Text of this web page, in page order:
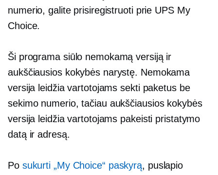
numerio, galite prisiregistruoti prie UPS My
Choice.
Ši programa siūlo nemokamą versiją ir
aukščiausios kokybės narystę. Nemokama
versija leidžia vartotojams sekti paketus be
sekimo numerio, tačiau aukščiausios kokybės
versija leidžia vartotojams pakeisti pristatymo
datą ir adresą.
Po sukurti „My Choice“ paskyrą, puslapio